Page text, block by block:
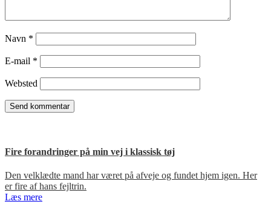
Navn *
E-mail *
Websted
Fire forandringer på min vej i klassisk tøj
Den velklædte mand har været på afveje og fundet hjem igen. Her
er fire af hans fejltrin.
Læs mere